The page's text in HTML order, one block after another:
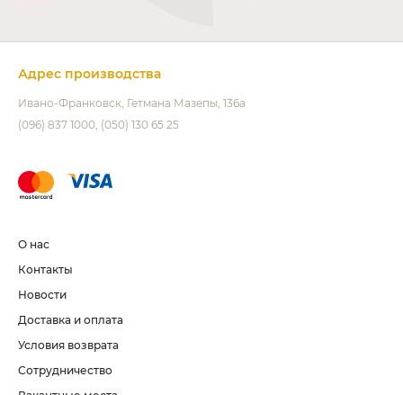
Адрес производства
Ивано-Франковск Гетмана Мазепы, 136а
(096) 837 1000 (050) 130 65 25
О нас
Контакты
Новости
Доставка и оплата
Условия возврата
Сотрудничество